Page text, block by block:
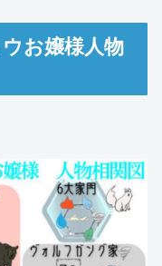
お嬢様人物